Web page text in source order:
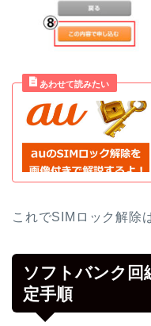
これでSIMロック解除
ソフトバンク回
定手順